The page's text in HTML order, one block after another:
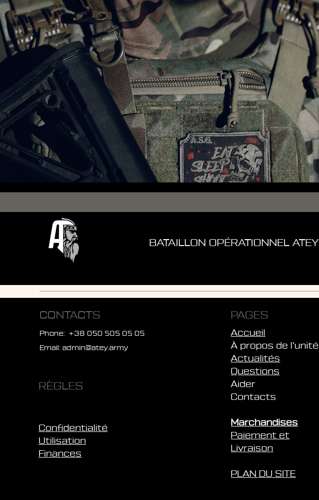
BATAILLON OPÉRATIONNEL ATEY
CONTACTS
Phone: +38 050 505 05 05
Email: admin@atey.army
RÈGLES
Confidentialité
Utilisation
Finances
PAGES
Accueil
À propos de l’unité
Actualités
Questions
Aider
Contacts
Marchandises
Paiement et
Livraison
PLAN DU SITE